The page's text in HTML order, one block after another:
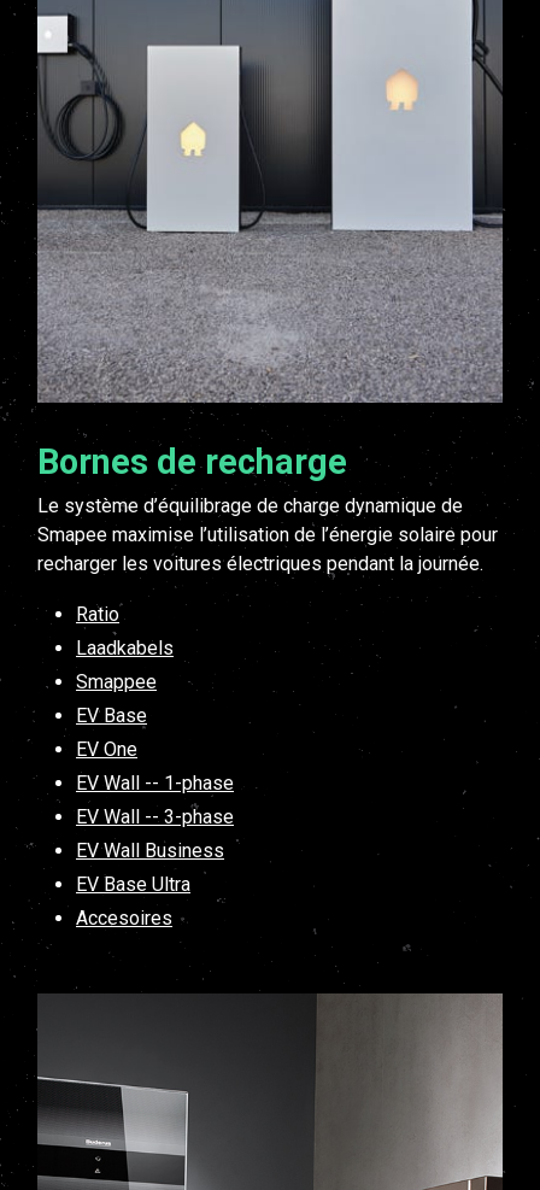
Bornes de recharge
Le système d’équilibrage de charge dynamique de
Smapee maximise l’utilisation de l’énergie solaire pour
recharger les voitures électriques pendant la journée.
Ratio
Laadkabels
Smappee
EV Base
EV One
EV Wall -- 1-phase
EV Wall -- 3-phase
EV Wall Business
EV Base Ultra
Accesoires